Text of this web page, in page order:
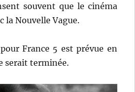
souvent que le cinéma
la Nouvelle Vague.
France 5 est prévue en
serait terminée.